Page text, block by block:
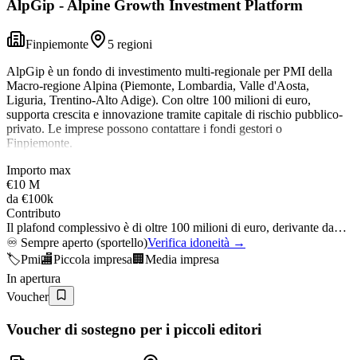
AlpGip - Alpine Growth Investment Platform
Finpiemonte
5 regioni
AlpGip è un fondo di investimento multi-regionale per PMI della
Macro-regione Alpina (Piemonte, Lombardia, Valle d'Aosta,
Liguria, Trentino-Alto Adige). Con oltre 100 milioni di euro,
supporta crescita e innovazione tramite capitale di rischio pubblico-
privato. Le imprese possono contattare i fondi gestori o
Finpiemonte.
Importo max
€10 M
da €100k
Contributo
Il plafond complessivo è di oltre 100 milioni di euro, derivante da…
♾️ Sempre aperto (sportello)Verifica idoneità →
🏷️Pmi🏬Piccola impresa 🏢 Media impresa
In apertura
Voucher
Voucher di sostegno per i piccoli editori